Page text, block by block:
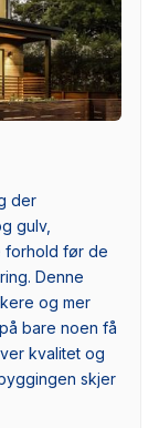
der
gulv,
forhold før de
Denne
og mer
bare noen få
kvalitet og
skjer